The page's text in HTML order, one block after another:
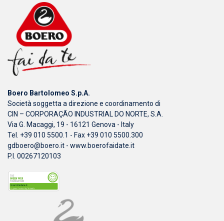
Boero Bartolomeo S.p.A.
Società soggetta a direzione e coordinamento di
CIN – CORPORAÇÃO INDUSTRIAL DO NORTE, S.A.
Via G. Macaggi, 19 - 16121 Genova - Italy
Tel. +39 010 5500.1 - Fax +39 010 5500.300
gdboero@boero.it - www.boerofaidate.it
P.I. 00267120103